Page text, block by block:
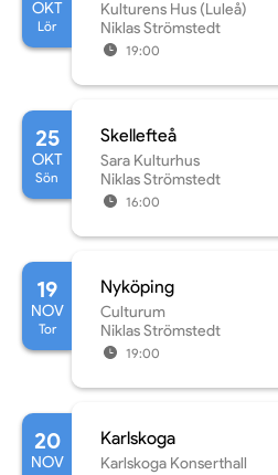
OKT
Lör
Kulturens Hus (Luleå)
Niklas Strömstedt
19:00
25
OKT
Sön
Skellefteå
Sara Kulturhus
Niklas Strömstedt
16:00
19
NOV
Tor
Nyköping
Culturum
Niklas Strömstedt
19:00
20
NOV
Karlskoga
Karlskoga Konserthall